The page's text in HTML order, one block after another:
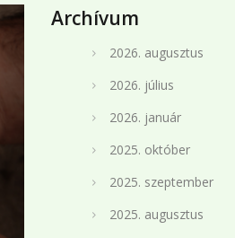
Archívum
2026. augusztus
2026. július
2026. január
2025. október
2025. szeptember
2025. augusztus